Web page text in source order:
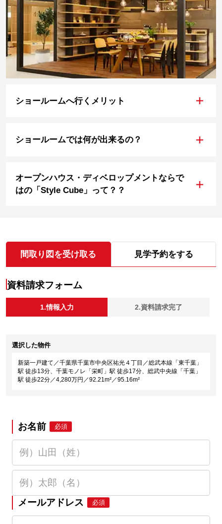
ショールームへ行くメリット +
ショールームでは何が出来るの？ +
オープンハウス・ディベロップメントならで
はの「Style Cube」って？？
+
間取り図を受け取る 見学予約をする
資料請求フォーム
1.情報入力 2.資料請求完了
選択した物件
新築一戸建て／千葉県千葉市中央区祐光４丁目／総武本線「東千葉」
駅 徒歩13分、千葉モノレ「栄町」駅 徒歩17分、総武中央線「千葉」
駅 徒歩22分／4,280万円／92.21m²／95.16m²
お名前 必須
メールアドレス 必須